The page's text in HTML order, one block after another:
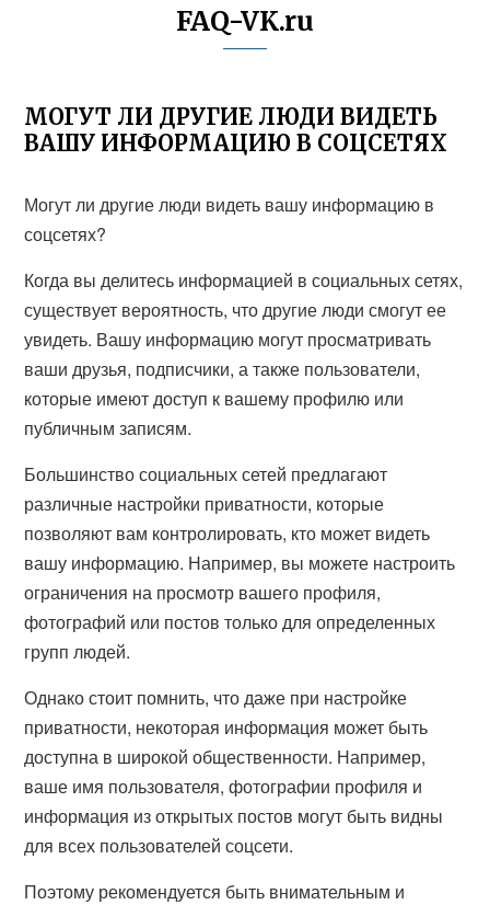
FAQ-VK.ru
МОГУТ ЛИ ДРУГИЕ ЛЮДИ ВИДЕТЬ
ВАШУ ИНФОРМАЦИЮ В СОЦСЕТЯХ
Могут ли другие люди видеть вашу информацию в
соцсетях?
Когда вы делитесь информацией в социальных сетях,
существует вероятность, что другие люди смогут ее
увидеть. Вашу информацию могут просматривать
ваши друзья, подписчики, а также пользователи,
которые имеют доступ к вашему профилю или
публичным записям.
Большинство социальных сетей предлагают
различные настройки приватности, которые
позволяют вам контролировать, кто может видеть
вашу информацию. Например, вы можете настроить
ограничения на просмотр вашего профиля,
фотографий или постов только для определенных
групп людей.
Однако стоит помнить, что даже при настройке
приватности, некоторая информация может быть
доступна в широкой общественности. Например,
ваше имя пользователя, фотографии профиля и
информация из открытых постов могут быть видны
для всех пользователей соцсети.
Поэтому рекомендуется быть внимательным и